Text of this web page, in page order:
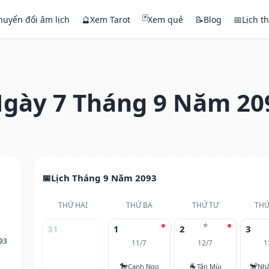
đổi âm lịch 🔮Xem Tarot 🃏Xem quẻ 📝Blog 📅Lịch
7 Tháng 9 Năm
Lịch Tháng 9 Năm 2093
THỨ HAI THỨ BA THỨ TƯ
31 1
11/7
🐎Canh Ngọ
⭐
2
12/7
🐐Tân Mùi
3
🐒